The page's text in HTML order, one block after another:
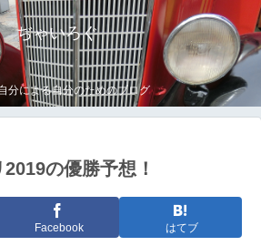
ぢゃいろぐ
分による自分のためのブログ
の優勝予想！
Facebook はてブ